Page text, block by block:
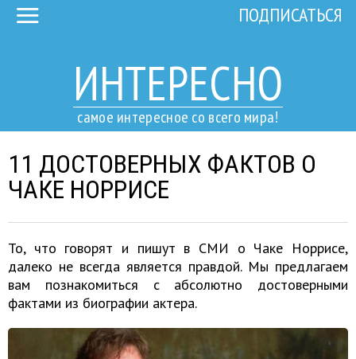
ИНТЕРЕСНО
самое интересное со всего мира!
ПОДПИСАТЬСЯ
11 ДОСТОВЕРНЫХ ФАКТОВ О
ЧАКЕ НОРРИСЕ
То, что говорят и пишут в СМИ о Чаке Норрисе,
далеко не всегда является правдой. Мы предлагаем
вам познакомиться с абсолютно достоверными
фактами из биографии актера.